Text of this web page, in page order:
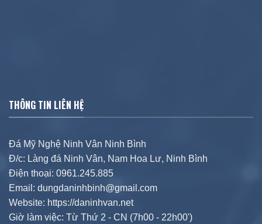
THÔNG TIN LIÊN HỆ
Đá Mỹ Nghệ Ninh Vân Ninh Bình
Đ/c: Làng đá Ninh Vân, Nam Hoa Lư, Ninh Bình
Điện thoại: 0961.245.885
Email: dungdaninhbinh@gmail.com
Website: https://daninhvan.net
Giờ làm việc: Từ Thứ 2 - CN (7h00 - 22h00')